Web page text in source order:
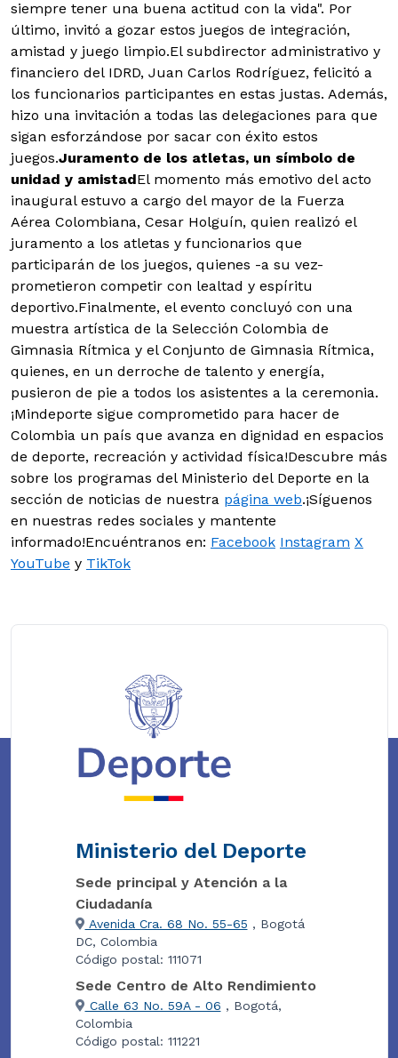
siempre tener una buena actitud con la vida". Por
último, invitó a gozar estos juegos de integración,
amistad y juego limpio.El subdirector administrativo y
financiero del IDRD, Juan Carlos Rodríguez, felicitó a
los funcionarios participantes en estas justas. Además,
hizo una invitación a todas las delegaciones para que
sigan esforzándose por sacar con éxito estos
juegos.Juramento de los atletas, un símbolo de
unidad y amistadEl momento más emotivo del acto
inaugural estuvo a cargo del mayor de la Fuerza
Aérea Colombiana, Cesar Holguín, quien realizó el
juramento a los atletas y funcionarios que
participarán de los juegos, quienes -a su vez-
prometieron competir con lealtad y espíritu
deportivo.Finalmente, el evento concluyó con una
muestra artística de la Selección Colombia de
Gimnasia Rítmica y el Conjunto de Gimnasia Rítmica,
quienes, en un derroche de talento y energía,
pusieron de pie a todos los asistentes a la ceremonia.
¡Mindeporte sigue comprometido para hacer de
Colombia un país que avanza en dignidad en espacios
de deporte, recreación y actividad física!Descubre más
sobre los programas del Ministerio del Deporte en la
sección de noticias de nuestra página web.¡Síguenos
en nuestras redes sociales y mantente
informado!Encuéntranos en: Facebook Instagram X
YouTube y TikTok
Ministerio del Deporte
Sede principal y Atención a la
Ciudadanía
Avenida Cra. 68 No. 55-65 , Bogotá
DC, Colombia
Código postal: 111071
Sede Centro de Alto Rendimiento
Calle 63 No. 59A - 06 , Bogotá,
Colombia
Código postal: 111221